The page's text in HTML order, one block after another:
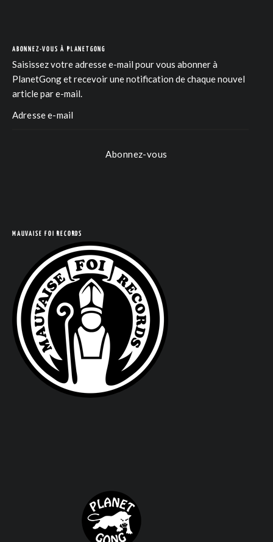
ABONNEZ-VOUS À PLANETGONG
Saisissez votre adresse e-mail pour vous abonner à
PlanetGong et recevoir une notification de chaque nouvel
article par e-mail.
Abonnez-vous
MAUVAISE FOI RECORDS